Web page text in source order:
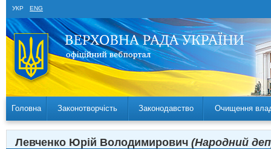
УКР ENG
Головна Законотворчість Законодавство Очищення
Левченко Юрій Володимирович (Народний